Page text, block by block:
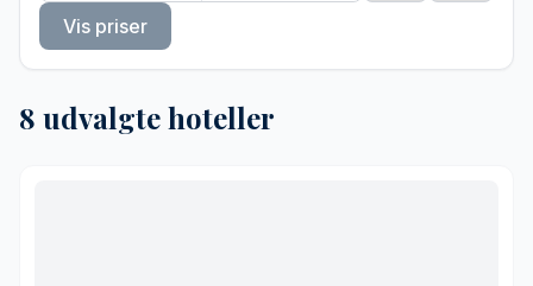
Vis priser
8 udvalgte hoteller